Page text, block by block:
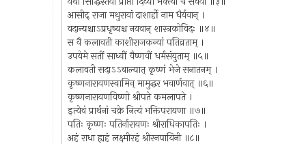
आसीद् राजा मथुरायां दाशार्हो नाम धैर्यवान् ।
वदान्यश्चाऽप्रधृष्यश्च नयवान् शास्त्रकोविदः ॥४॥
स वै कलावती काशीराजकन्यां पतिव्रताम् ।
उपयेमे सतीं साध्वीं वैष्णवीं धर्मसंयुताम् ॥५॥
कलावती सदाऽऽबाल्यात् कृष्णं भेजे सनातनम् ।
कृष्णनारायणस्वामिन् मामुद्धर भवार्णवात् ॥६॥
कृष्णनारायणविष्णो श्रीपते कमलापते ।
इत्येवं प्रार्थनां चक्रे नित्यं भक्तिपरायणा ॥७॥
पतिः कृष्णः पतिर्नारायणः श्रीराधिकापतिः ।
अहं राधा ह्यहं लक्ष्मीरहं श्रीरनपायिनी ॥८॥